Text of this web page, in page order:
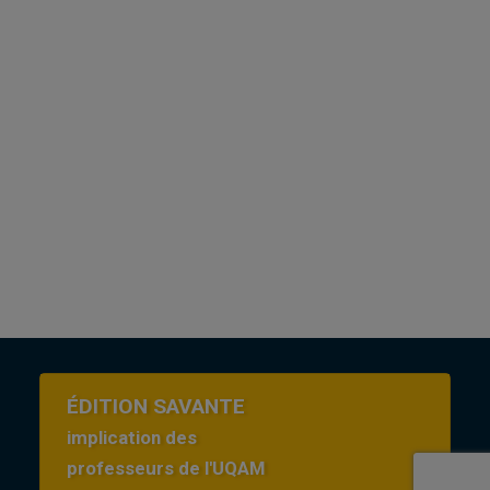
ÉDITION SAVANTE
implication des
professeurs de l'UQAM